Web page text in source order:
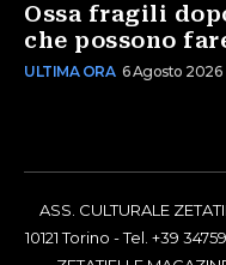
Ossa fragili
che possono
ULTIMA ORA 6 Agosto 2026
ASS. CULTURALE
10121 Torino - Tel. +39